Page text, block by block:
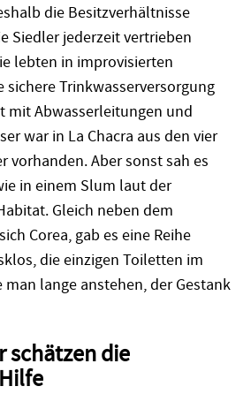
die Besitzverhältnisse
Siedler jederzeit vertrieben
lebten in improvisierten
Trinkwasserversorgung
mit Abwasserleitungen und
war in La Chacra aus den vier
vorhanden. Aber sonst sah es
in einem Slum laut der
Gleich neben dem
Corea, gab es eine Reihe
die einzigen Toiletten im
man lange anstehen, der Gestank
schätzen die